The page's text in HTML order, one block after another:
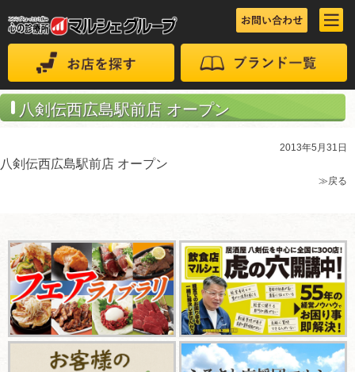
八剣伝西広島駅前店 オープン
2013年5月31日
八剣伝西広島駅前店 オープン
≫戻る